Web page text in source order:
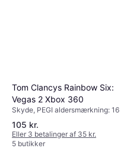
Tom Clancys Rainbow Six:
Vegas 2 Xbox 360
Skyde, PEGI aldersmærkning: 16
105 kr.
Eller 3 betalinger af 35 kr.
5 butikker